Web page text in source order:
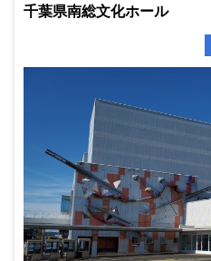
千葉県南総文化ホール